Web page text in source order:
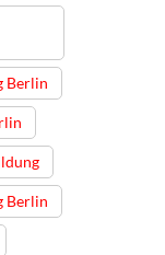
Berlin
Berlin